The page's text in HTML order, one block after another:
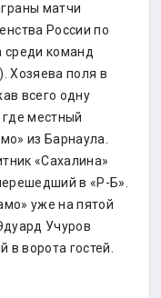
матчи
России по
среди команд
Хозяева поля в
всего одну
местный
из Барнаула.
«Сахалина»
в «Р-Б».
уже на пятой
Учуров
ворота гостей.